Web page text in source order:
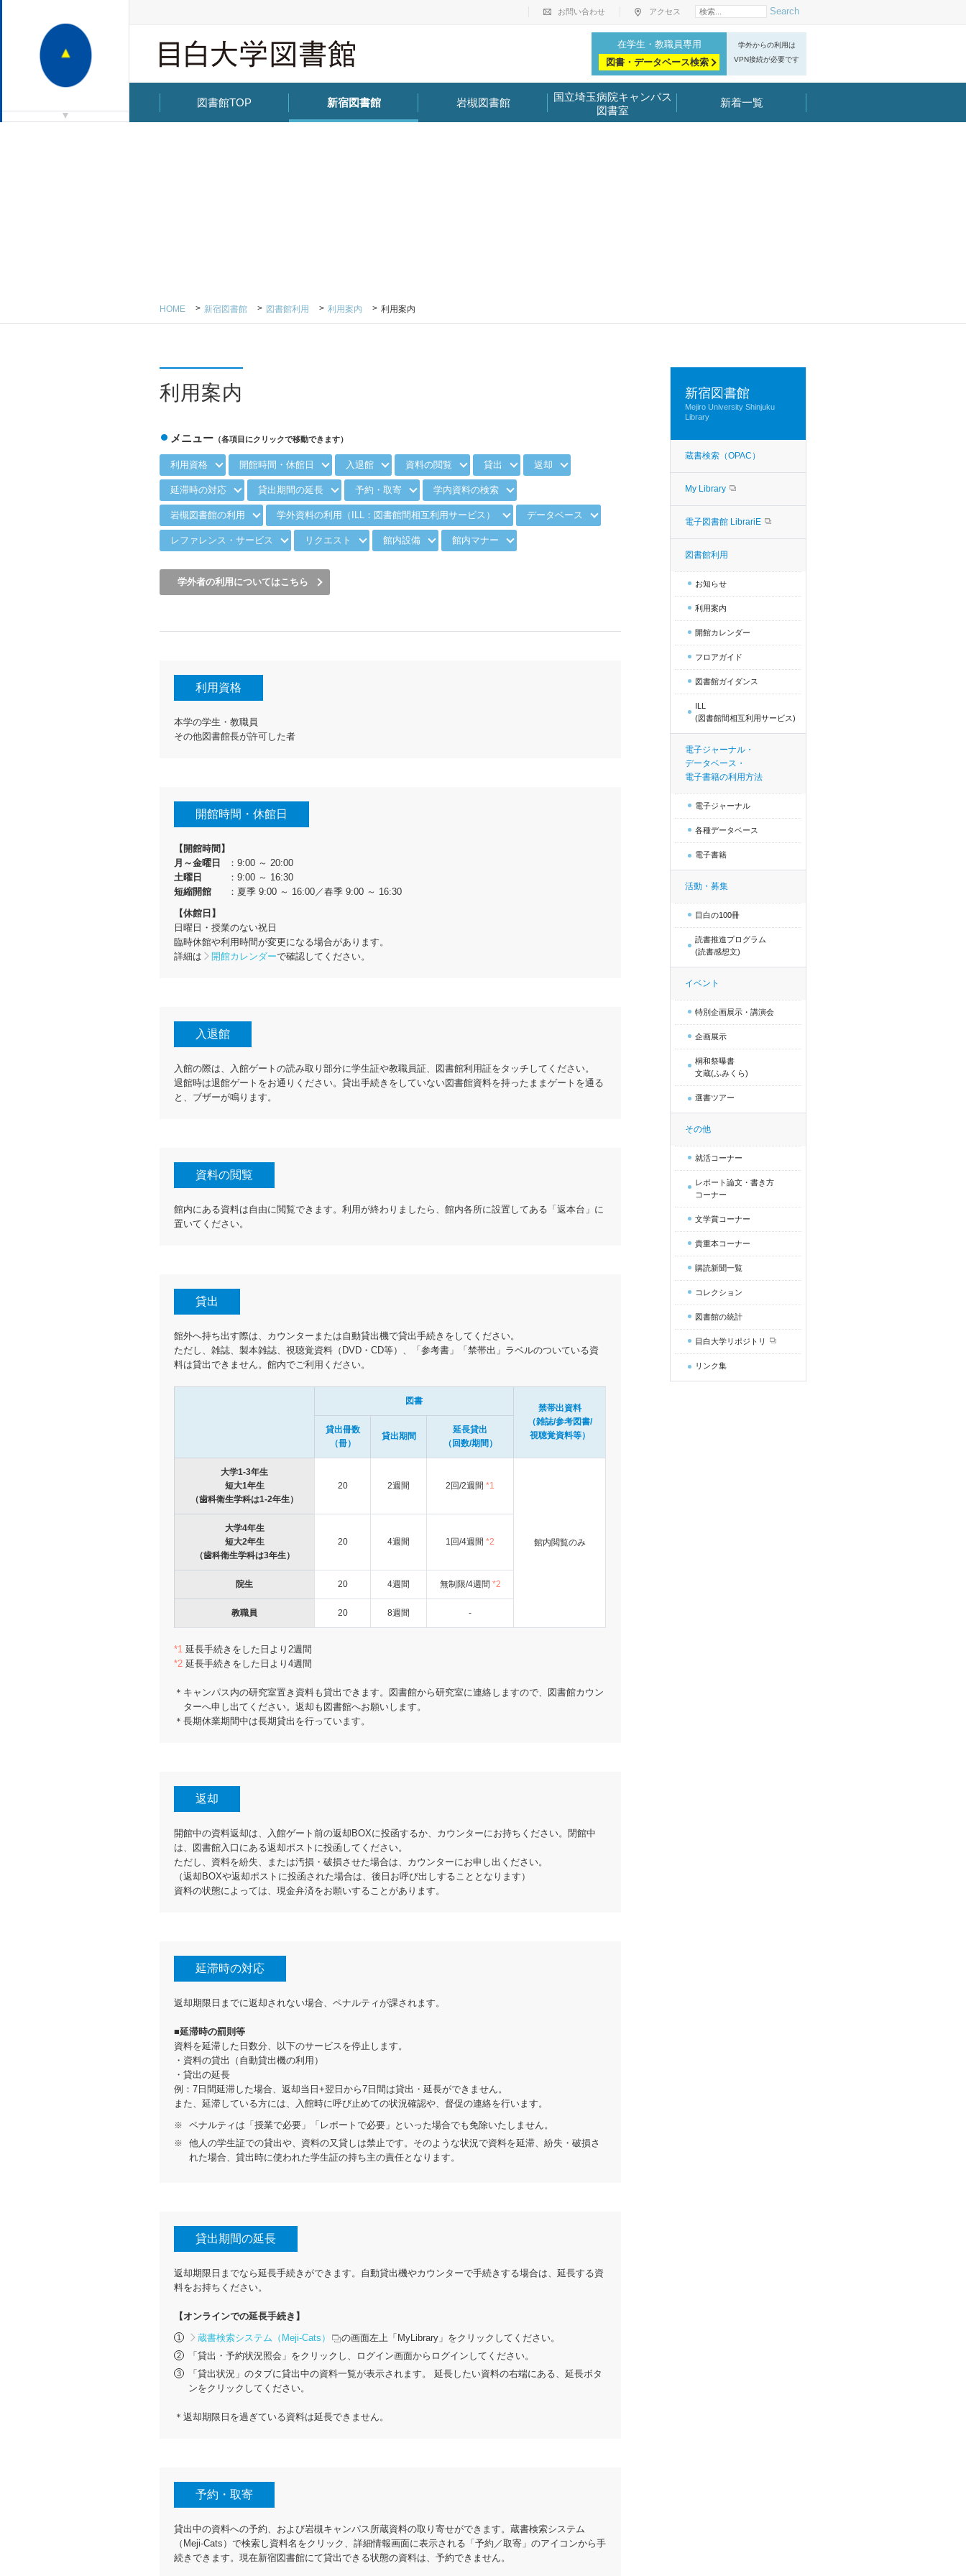
お問い合わせ アクセス Search
在学生・教職員専用
図書・データベース検索
学外からの利用は
VPN接続が必要です
図書館TOP 新宿図書館 岩槻図書館
国立埼玉病院キャンパス
図書室
新着一覧
HOME 新宿図書館 図書館利用 利用案内 利用案内
利用案内
メニュー （各項目にクリックで移動できます）
利用資格 開館時間・休館日 入退館 資料の閲覧 貸出 返却
延滞時の対応 貸出期間の延長 予約・取寄 学内資料の検索
岩槻図書館の利用 学外資料の利用（ILL：図書館間相互利用サービス） データベース
レファレンス・サービス リクエスト 館内設備 館内マナー
学外者の利用 についてはこちら
利用資格
本学の学生・教職員
その他図書館長が許可した者
開館時間・休館日
【開館時間】
月～金曜日
：9:00 ～ 20:00
土曜日
：9:00 ～ 16:30
短縮開館
：夏季 9:00 ～ 16:00／春季 9:00 ～ 16:30
【休館日】
日曜日・授業のない祝日
臨時休館や利用時間が変更になる場合があります。
詳細は
開館カレンダーで確認してください。
入退館
入館の際は、入館ゲートの読み取り部分に学生証や教職員証、図書館利用証をタッチしてください。
退館時は退館ゲートをお通りください。貸出手続きをしていない図書館資料を持ったままゲートを通る
と、ブザーが鳴ります。
資料の閲覧
館内にある資料は自由に閲覧できます。利用が終わりましたら、館内各所に設置してある「返本台」に
置いてください。
貸出
館外へ持ち出す際は、カウンターまたは自動貸出機で貸出手続きをしてください。
ただし、雑誌、製本雑誌、視聴覚資料（DVD・CD等）、「参考書」「禁帯出」ラベルのついている資
料は貸出できません。館内でご利用ください。
図書
禁帯出資料
（雑誌/参考図書/
視聴覚資料等）
貸出冊数
（冊）
貸出期間
延長貸出
（回数/期間）
大学1-3年生
短大1年生
（歯科衛生学科は1-2年生）
20 2週間 2回/2週間 *1
館内閲覧のみ
大学4年生
短大2年生
（歯科衛生学科は3年生）
20 4週間 1回/4週間 *2
院生 20 4週間 無制限/4週間 *2
教職員 20 8週間 -
*1 延長手続きをした日より2週間
*2 延長手続きをした日より4週間
＊キャンパス内の研究室置き資料も貸出できます。図書館から研究室に連絡しますので、図書館カウン
ターへ申し出てください。返却も図書館へお願いします。
＊長期休業期間中は長期貸出を行っています。
返却
開館中の資料返却は、入館ゲート前の返却BOXに投函するか、カウンターにお持ちください。閉館中
は、図書館入口にある返却ポストに投函してください。
ただし、資料を紛失、または汚損・破損させた場合は、カウンターにお申し出ください。
（返却BOXや返却ポストに投函された場合は、後日お呼び出しすることとなります）
資料の状態によっては、現金弁済をお願いすることがあります。
延滞時の対応
返却期限日までに返却されない場合、ペナルティが課されます。
■延滞時の罰則等
資料を延滞した日数分、以下のサービスを停止します。
・資料の貸出（自動貸出機の利用）
・貸出の延長
例：7日間延滞した場合、返却当日+翌日から7日間は貸出・延長ができません。
また、延滞している方には、入館時に呼び止めての状況確認や、督促の連絡を行います。
ペナルティは「授業で必要」「レポートで必要」といった場合でも免除いたしません。
他人の学生証での貸出や、資料の又貸しは禁止です。そのような状況で資料を延滞、紛失・破損さ
れた場合、貸出時に使われた学生証の持ち主の責任となります。
貸出期間の延長
返却期限日までなら延長手続きができます。自動貸出機やカウンターで手続きする場合は、延長する資
料をお持ちください。
【オンラインでの延長手続き】
蔵書検索システム（Meji-Cats）
の画面左上「MyLibrary」をクリックしてください。
「貸出・予約状況照会」をクリックし、ログイン画面からログインしてください。
「貸出状況」のタブに貸出中の資料一覧が表示されます。 延長したい資料の右端にある、延長ボタ
ンをクリックしてください。
＊返却期限日を過ぎている資料は延長できません。
予約・取寄
貸出中の資料への予約、および岩槻キャンパス所蔵資料の取り寄せができます。蔵書検索システム
（Meji-Cats）で検索し資料名をクリック、詳細情報画面に表示される「予約／取寄」のアイコンから手
続きできます。現在新宿図書館にて貸出できる状態の資料は、予約できません。
新宿図書館
Mejiro University Shinjuku
Library
蔵書検索（OPAC）
My Library
電子図書館 LibrariE
図書館利用
お知らせ
利用案内
開館カレンダー
フロアガイド
図書館ガイダンス
ILL
(図書館間相互利用サービス)
電子ジャーナル・
データベース・
電子書籍の利用方法
電子ジャーナル
各種データベース
電子書籍
活動・募集
目白の100冊
読書推進プログラム
(読書感想文)
イベント
特別企画展示・講演会
企画展示
桐和祭曝書
文蔵(ふみくら)
選書ツアー
その他
就活コーナー
レポート論文・書き方
コーナー
文学賞コーナー
貴重本コーナー
購読新聞一覧
コレクション
図書館の統計
目白大学リポジトリ
リンク集